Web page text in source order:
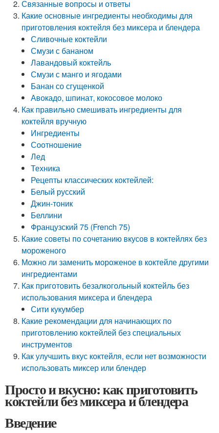
Связанные вопросы и ответы
Какие основные ингредиенты необходимы для
приготовления коктейля без миксера и блендера
Сливочные коктейли
Смузи с бананом
Лавандовый коктейль
Смузи с манго и ягодами
Банан со сгущенкой
Авокадо, шпинат, кокосовое молоко
Как правильно смешивать ингредиенты для
коктейля вручную
Ингредиенты
Соотношение
Лед
Техника
Рецепты классических коктейлей:
Белый русский
Джин-тоник
Беллини
Французский 75 (French 75)
Какие советы по сочетанию вкусов в коктейлях без
мороженого
Можно ли заменить мороженое в коктейле другими
ингредиентами
Как приготовить безалкогольный коктейль без
использования миксера и блендера
Сити кукумбер
Какие рекомендации для начинающих по
приготовлению коктейлей без специальных
инструментов
Как улучшить вкус коктейля, если нет возможности
использовать миксер или блендер
Просто и вкусно: как приготовить
коктейли без миксера и блендера
Введение